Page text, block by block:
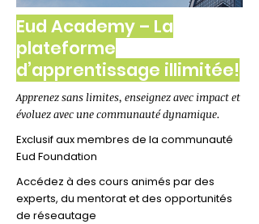
Eud Academy – La
plateforme
d’apprentissage illimitée!
Apprenez sans limites, enseignez avec impact et
évoluez avec une communauté dynamique.
Exclusif aux membres de la communauté
Eud Foundation
Accédez à des cours animés par des
experts, du mentorat et des opportunités
de réseautage